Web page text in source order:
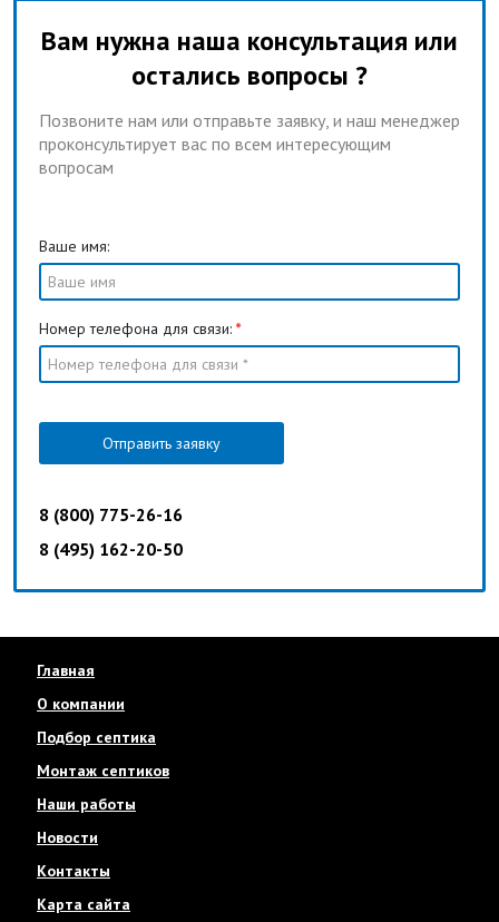
Вам нужна наша консультация или
остались вопросы ?
Позвоните нам или отправьте заявку, и наш менеджер
проконсультирует вас по всем интересующим
вопросам
Ваше имя:
Номер телефона для связи: *
Отправить заявку
8 (800) 775-26-16
8 (495) 162-20-50
Главная
О компании
Подбор септика
Монтаж септиков
Наши работы
Новости
Контакты
Карта сайта